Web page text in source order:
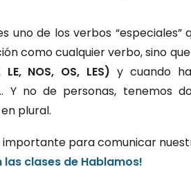
uno de los verbos “especiales”
como cualquier verbo, sino
LE, NOS, OS, LES) y cuando
Y no de personas, tenemos
en plural.
importante para comunicar
las clases de Hablamos!